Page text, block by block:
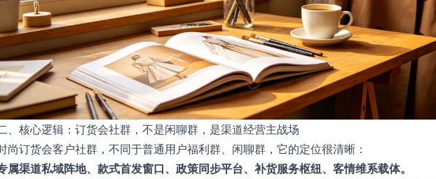
、核心逻辑：订货会社群，不是闲聊群，是渠道经营主战场
尚订货会客户社群，不同于普通用户福利群、闲聊群，它的定位很清晰：
属渠道私域阵地、款式首发窗口、政策同步平台、补货服务枢纽、客情维系载体。